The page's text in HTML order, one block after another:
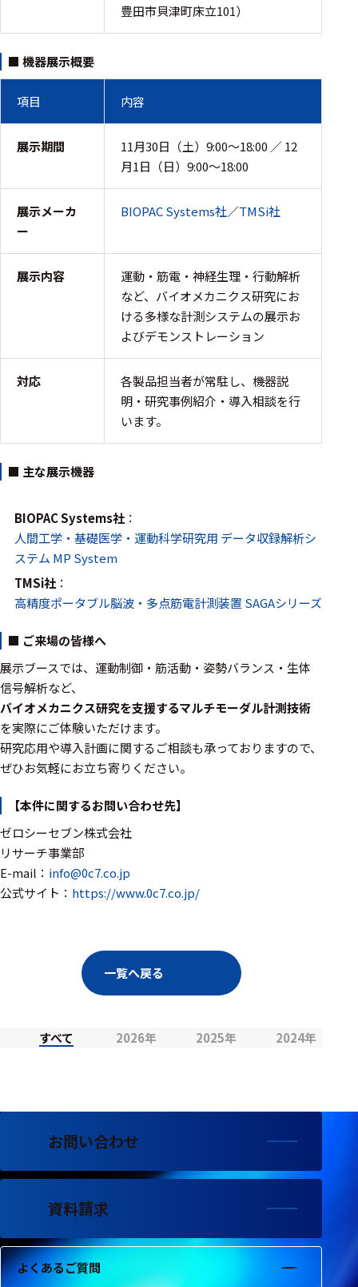
トリガー
アダプタ
インター
フェース
タ
モジュー
ル
フィルタ
ソフトウ
ェア
測定・計測関連
機器
握力計
ゴニオメ
ータ
アイトラ
ッキング
計測機器
トランス
デューサ
698
の
製
示
る
豊田市貝津町床立101）
■ 機器展示概要
項目 内容
展示期間
11月30日（土）9:00～18:00 ／ 12
月1日（日）9:00～18:00
展示メーカ
ー
BIOPAC Systems社／TMSi社
展示内容
運動・筋電・神経生理・行動解析
など、バイオメカニクス研究にお
ける多様な計測システムの展示お
よびデモンストレーション
対応
各製品担当者が常駐し、機器説
明・研究事例紹介・導入相談を行
います。
■ 主な展示機器
BIOPAC Systems社 ：
人間工学・基礎医学・運動科学研究用 データ収録解析シ
ステム MP System
TMSi社 ：
高精度ポータブル脳波・多点筋電計測装置 SAGAシリーズ
■ ご来場の皆様へ
展示ブースでは、運動制御・筋活動・姿勢バランス・生体
信号解析など、
バイオメカニクス研究を支援するマルチモーダル計測技術
を実際にご体験いただけます。
研究応用や導入計画に関するご相談も承っておりますので、
ぜひお気軽にお立ち寄りください。
【本件に関するお問い合わせ先】
ゼロシーセブン株式会社
リサーチ事業部
E-mail： info@0c7.co.jp
公式サイト： https://www.0c7.co.jp/
一覧へ戻る
すべて 2026年 2025年 2024年
お問い合わせ
資料請求
よくあるご質問